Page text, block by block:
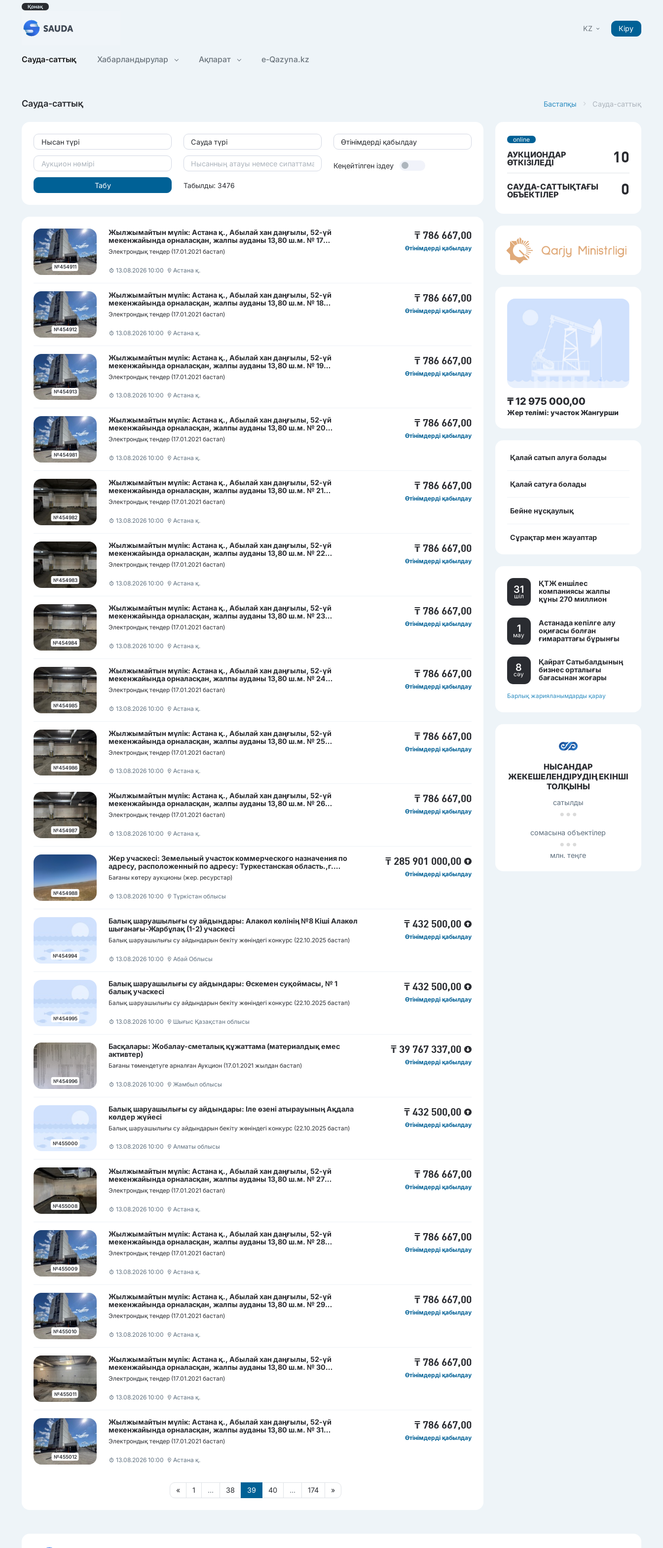
Қонақ
KZ Кіру
Сауда-саттық Хабарландырулар Ақпарат e-Qazyna.kz
Бастапқы Сауда-саттық
Сауда-саттық
Нысан түрі Сауда түрі Өтінімдерді қабылдау
Кеңейтілген іздеу
Табылды: 3476
№454911
Жылжымайтын мүлік: Астана қ., Абылай хан даңғылы, 52-үй
мекенжайында орналасқан, жалпы ауданы 13,80 ш.м. № 17
автотұрақ орны
Электрондық тендер (17.01.2021 бастап)
13.08.2026 10:00 Астана қ.
₸ 786 667,00
Өтінімдерді қабылдау
№454912
Жылжымайтын мүлік: Астана қ., Абылай хан даңғылы, 52-үй
мекенжайында орналасқан, жалпы ауданы 13,80 ш.м. № 18
автотұрақ орны
Электрондық тендер (17.01.2021 бастап)
13.08.2026 10:00 Астана қ.
₸ 786 667,00
Өтінімдерді қабылдау
№454913
Жылжымайтын мүлік: Астана қ., Абылай хан даңғылы, 52-үй
мекенжайында орналасқан, жалпы ауданы 13,80 ш.м. № 19
автотұрақ орны
Электрондық тендер (17.01.2021 бастап)
13.08.2026 10:00 Астана қ.
₸ 786 667,00
Өтінімдерді қабылдау
№454981
Жылжымайтын мүлік: Астана қ., Абылай хан даңғылы, 52-үй
мекенжайында орналасқан, жалпы ауданы 13,80 ш.м. № 20
автотұрақ орны
Электрондық тендер (17.01.2021 бастап)
13.08.2026 10:00 Астана қ.
₸ 786 667,00
Өтінімдерді қабылдау
№454982
Жылжымайтын мүлік: Астана қ., Абылай хан даңғылы, 52-үй
мекенжайында орналасқан, жалпы ауданы 13,80 ш.м. № 21
автотұрақ орны
Электрондық тендер (17.01.2021 бастап)
13.08.2026 10:00 Астана қ.
₸ 786 667,00
Өтінімдерді қабылдау
№454983
Жылжымайтын мүлік: Астана қ., Абылай хан даңғылы, 52-үй
мекенжайында орналасқан, жалпы ауданы 13,80 ш.м. № 22
автотұрақ орны
Электрондық тендер (17.01.2021 бастап)
13.08.2026 10:00 Астана қ.
₸ 786 667,00
Өтінімдерді қабылдау
№454984
Жылжымайтын мүлік: Астана қ., Абылай хан даңғылы, 52-үй
мекенжайында орналасқан, жалпы ауданы 13,80 ш.м. № 23
автотұрақ орны
Электрондық тендер (17.01.2021 бастап)
13.08.2026 10:00 Астана қ.
₸ 786 667,00
Өтінімдерді қабылдау
№454985
Жылжымайтын мүлік: Астана қ., Абылай хан даңғылы, 52-үй
мекенжайында орналасқан, жалпы ауданы 13,80 ш.м. № 24
автотұрақ орны
Электрондық тендер (17.01.2021 бастап)
13.08.2026 10:00 Астана қ.
₸ 786 667,00
Өтінімдерді қабылдау
№454986
Жылжымайтын мүлік: Астана қ., Абылай хан даңғылы, 52-үй
мекенжайында орналасқан, жалпы ауданы 13,80 ш.м. № 25
автотұрақ орны
Электрондық тендер (17.01.2021 бастап)
13.08.2026 10:00 Астана қ.
₸ 786 667,00
Өтінімдерді қабылдау
№454987
Жылжымайтын мүлік: Астана қ., Абылай хан даңғылы, 52-үй
мекенжайында орналасқан, жалпы ауданы 13,80 ш.м. № 26
автотұрақ орны
Электрондық тендер (17.01.2021 бастап)
13.08.2026 10:00 Астана қ.
₸ 786 667,00
Өтінімдерді қабылдау
№454988
Жер учаскесі: Земельный участок коммерческого назначения по
адресу, расположенный по адресу: Туркестанская область.,г.
Кентау., Хантаги-Аэропорт шоссе/ кәсіпкерлік мақсаттағы жер
телімі мекен-жайы: Түркістан облысы.,Кентау қаласы., Хантағы-
Бағаны көтеру аукционы (жер. ресурстар)
13.08.2026 10:00 Түркістан облысы
₸ 285 901 000,00
Өтінімдерді қабылдау
№454994
Балық шаруашылығы су айдындары: Алакөл көлінің №8 Кіші Алакөл
шығанағы-Жарбұлақ (1-2) учаскесі
Балық шаруашылығы су айдындарын бекіту жөніндегі конкурс (22.10.2025 бастап)
13.08.2026 10:00 Абай Облысы
₸ 432 500,00
Өтінімдерді қабылдау
№454995
Балық шаруашылығы су айдындары: Өскемен суқоймасы, № 1
балық учаскесі
Балық шаруашылығы су айдындарын бекіту жөніндегі конкурс (22.10.2025 бастап)
13.08.2026 10:00 Шығыс Қазақстан облысы
₸ 432 500,00
Өтінімдерді қабылдау
№454996
Басқалары: Жобалау-сметалық құжаттама (материалдық емес
активтер)
Бағаны төмендетуге арналған Аукцион (17.01.2021 жылдан бастап)
13.08.2026 10:00 Жамбыл облысы
₸ 39 767 337,00
Өтінімдерді қабылдау
№455000
Балық шаруашылығы су айдындары: Іле өзені атырауының Ақдала
көлдер жүйесі
Балық шаруашылығы су айдындарын бекіту жөніндегі конкурс (22.10.2025 бастап)
13.08.2026 10:00 Алматы облысы
₸ 432 500,00
Өтінімдерді қабылдау
№455008
Жылжымайтын мүлік: Астана қ., Абылай хан даңғылы, 52-үй
мекенжайында орналасқан, жалпы ауданы 13,80 ш.м. № 27
автотұрақ орны
Электрондық тендер (17.01.2021 бастап)
13.08.2026 10:00 Астана қ.
₸ 786 667,00
Өтінімдерді қабылдау
№455009
Жылжымайтын мүлік: Астана қ., Абылай хан даңғылы, 52-үй
мекенжайында орналасқан, жалпы ауданы 13,80 ш.м. № 28
автотұрақ орны
Электрондық тендер (17.01.2021 бастап)
13.08.2026 10:00 Астана қ.
₸ 786 667,00
Өтінімдерді қабылдау
№455010
Жылжымайтын мүлік: Астана қ., Абылай хан даңғылы, 52-үй
мекенжайында орналасқан, жалпы ауданы 13,80 ш.м. № 29
автотұрақ орны
Электрондық тендер (17.01.2021 бастап)
13.08.2026 10:00 Астана қ.
₸ 786 667,00
Өтінімдерді қабылдау
№455011
Жылжымайтын мүлік: Астана қ., Абылай хан даңғылы, 52-үй
мекенжайында орналасқан, жалпы ауданы 13,80 ш.м. № 30
автотұрақ орны
Электрондық тендер (17.01.2021 бастап)
13.08.2026 10:00 Астана қ.
₸ 786 667,00
Өтінімдерді қабылдау
№455012
Жылжымайтын мүлік: Астана қ., Абылай хан даңғылы, 52-үй
мекенжайында орналасқан, жалпы ауданы 13,80 ш.м. № 31
автотұрақ орны
Электрондық тендер (17.01.2021 бастап)
13.08.2026 10:00 Астана қ.
₸ 786 667,00
Өтінімдерді қабылдау
« 1 ... 38 39 40 ... 174 »
online
АУКЦИОНДАР
ӨТКІЗІЛЕДІ
10
САУДА-САТТЫҚТАҒЫ
ОБЪЕКТІЛЕР
0
₸ 12 975 000,00
Жер телімі: участок Жангурши
Қалай сатып алуға болады
Қалай сатуға болады
Бейне нұсқаулық
Сұрақтар мен жауаптар
31
шiл
ҚТЖ еншілес
компаниясы жалпы
құны 270 миллион
қойды.
1
мау
Астанада кепілге алу
оқиғасы болған
ғимараттағы бұрынғы
8
сәу
Қайрат Сатыбалдының
бизнес орталығы
бағасынан жоғары
жатқан еді.
Барлық жарияланымдарды қарау
НЫСАНДАР
ЖЕКЕШЕЛЕНДІРУДІҢ ЕКІНШІ
ТОЛҚЫНЫ
сатылды
сомасына объектілер
млн. теңге